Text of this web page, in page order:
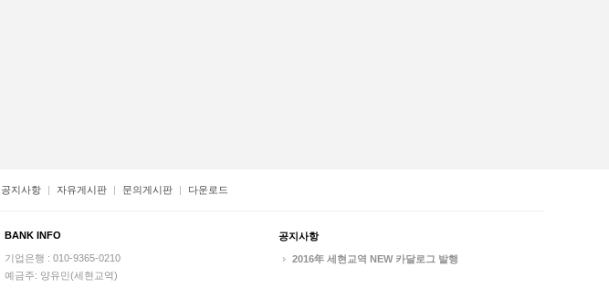
공지사항 자유게시판 문의게시판 다운로드
BANK INFO
기업은행 : 010-9365-0210
예금주: 양유민(세현교역)
공지사항
2016年 세현교역 NEW 카달로그 발행